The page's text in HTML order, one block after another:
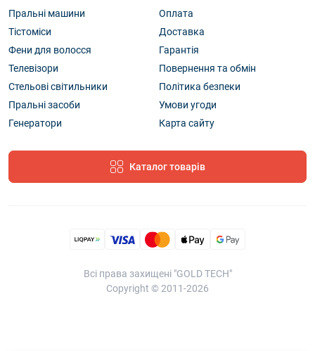
Пральні машини
Тістоміси
Фени для волосся
Телевізори
Стельові світильники
Пральні засоби
Генератори
Оплата
Доставка
Гарантія
Повернення та обмін
Політика безпеки
Умови угоди
Карта сайту
Каталог товарів
Всі права захищені "GOLD TECH"
Copyright © 2011-2026